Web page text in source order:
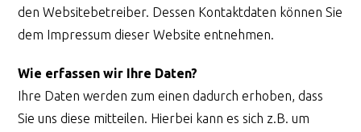
den Websitebetreiber. Dessen Kontaktdaten können Sie
dem Impressum dieser Website entnehmen.
Wie erfassen wir Ihre Daten?
Ihre Daten werden zum einen dadurch erhoben, dass
Sie uns diese mitteilen. Hierbei kann es sich z.B. um